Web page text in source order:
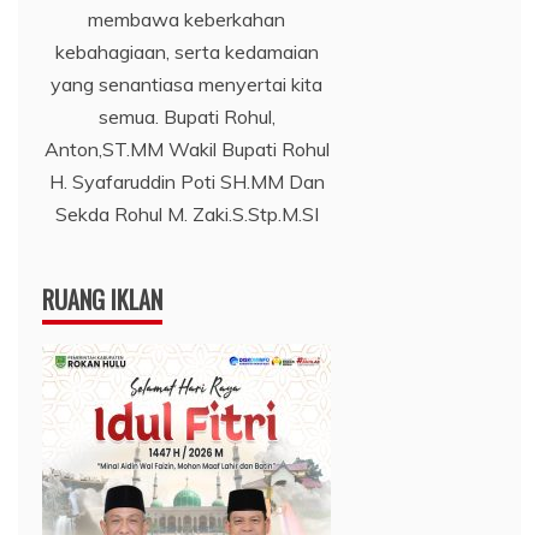
membawa keberkahan
kebahagiaan, serta kedamaian
yang senantiasa menyertai kita
semua. Bupati Rohul,
Anton,ST.MM Wakil Bupati Rohul
H. Syafaruddin Poti SH.MM Dan
Sekda Rohul M. Zaki.S.Stp.M.SI
RUANG IKLAN